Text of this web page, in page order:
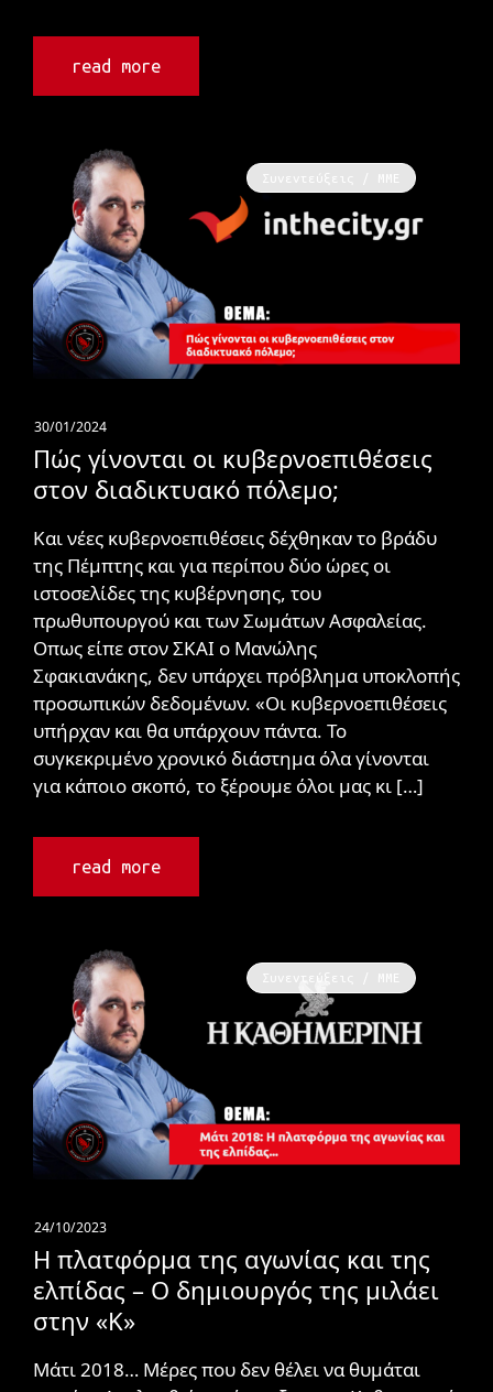
read more
Συνεντεύξεις / ΜΜΕ
30/01/2024
Πώς γίνονται οι κυβερνοεπιθέσεις
στον διαδικτυακό πόλεμο;
Και νέες κυβερνοεπιθέσεις δέχθηκαν το βράδυ
της Πέμπτης και για περίπου δύο ώρες οι
ιστοσελίδες της κυβέρνησης, του
πρωθυπουργού και των Σωμάτων Ασφαλείας.
Οπως είπε στον ΣΚΑΙ ο Μανώλης
Σφακιανάκης, δεν υπάρχει πρόβλημα υποκλοπής
προσωπικών δεδομένων. «Οι κυβερνοεπιθέσεις
υπήρχαν και θα υπάρχουν πάντα. Το
συγκεκριμένο χρονικό διάστημα όλα γίνονται
για κάποιο σκοπό, το ξέρουμε όλοι μας κι […]
read more
Συνεντεύξεις / ΜΜΕ
24/10/2023
Η πλατφόρμα της αγωνίας και της
ελπίδας – Ο δημιουργός της μιλάει
στην «Κ»
Μάτι 2018… Μέρες που δεν θέλει να θυμάται